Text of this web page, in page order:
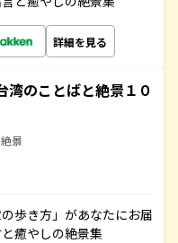
詳細を見る
湾のことばと絶景１０
景
歩き方」があなたにお届
癒やしの絶景集